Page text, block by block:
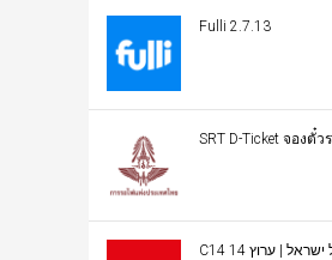
Fulli 2.7.13
SRT D-Ticket จองตั๋ว
C14 החדשות של ישראל | ערוץ 14